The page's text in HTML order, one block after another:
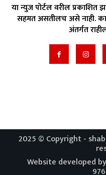
या न्युज पोर्टल वरील
सहमत असतीलच असे नाही.
अंतर्गत
2025 © Copyright -
Website developed